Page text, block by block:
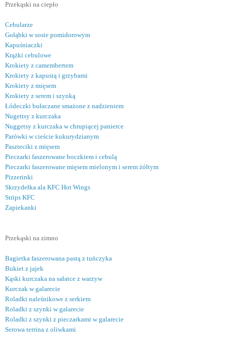
Przekąski na ciepło
Cebularze
Gołąbki w sosie pomidorowym
Kapuśniaczki
Krążki cebulowe
Krokiety z camembertem
Krokiety z kapustą i grzybami
Krokiety z mięsem
Krokiety z serem i szynką
Łódeczki bułaczane smażone z nadzieniem
Nugettsy z kurczaka
Nuggetsy z kurczaka w chrupiącej panierce
Parówki w cieście kukurydzianym
Paszteciki z mięsem
Pieczarki faszerowane boczkiem i cebulą
Pieczarki faszerowane mięsem mielonym i serem żółtym
Pizzerinki
Skrzydełka ala KFC Hot Wings
Strips KFC
Zapiekanki
Przekąski na zimno
Bagietka faszerowana pastą z tuńczyka
Bukiet z jajek
Kąski kurczaka na sałatce z warzyw
Kurczak w galarecie
Roladki naleśnikowe z serkiem
Roladki z szynki w galarecie
Roladki z szynki z pieczarkami w galarecie
Serowa terrina z oliwkami